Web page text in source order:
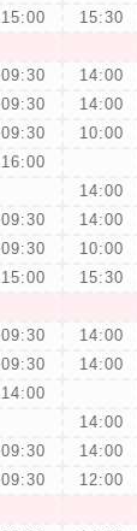
15:00 15:30
09:30 14:00
09:30 14:00
09:30 10:00
16:00
14:00
09:30 14:00
09:30 10:00
15:00 15:30
09:30 14:00
09:30 14:00
14:00
14:00
09:30 14:00
09:30 12:00